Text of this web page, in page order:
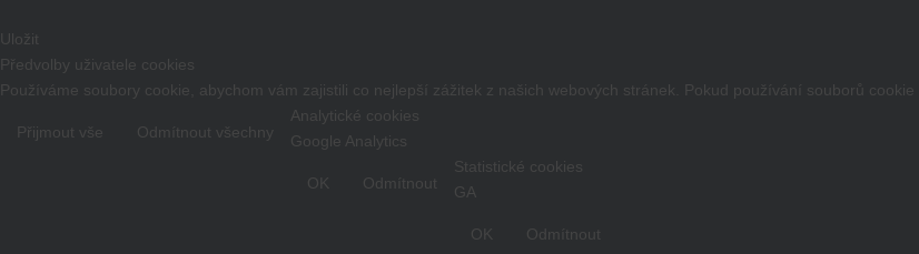
Uložit
Předvolby uživatele cookies
Používáme soubory cookie, abychom vám zajistili co nejlepší zážitek z našich webových stránek. Pokud používání souborů
Přijmout vše Odmítnout všechny
Analytické cookies
Google Analytics
OK Odmítnout
Statistické cookies
GA
OK Odmítnout